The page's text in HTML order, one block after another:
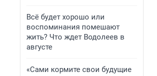
Всё будет хорошо или
воспоминания помешают
жить? Что ждет Водолеев в
августе
«Сами кормите свои будущие